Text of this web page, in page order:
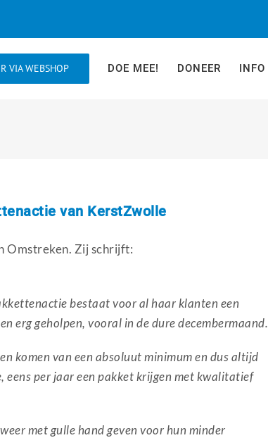
VIA WEBSHOP DOE MEE! DONEER INFO
van KerstZwolle
Omstreken. Zij schrijft:
bestaat voor al haar klanten een
erg geholpen, vooral in de dure decembermaand.
komen van een absoluut minimum en dus altijd
eens per jaar een pakket krijgen met kwalitatief
met gulle hand geven voor hun minder